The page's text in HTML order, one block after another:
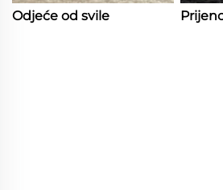
Odjeće od svile